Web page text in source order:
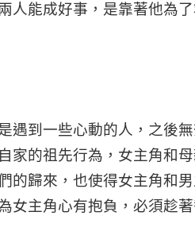
人能成好事，是靠著他為
遇到一些心動的人，之後
家的祖先行為，女主角和
的歸來，也使得女主角和
女主角心有抱負，必須趁